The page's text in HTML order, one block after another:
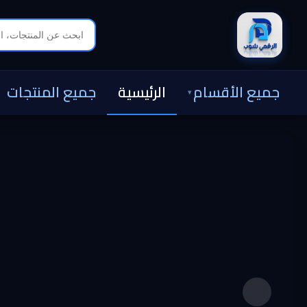
جميع الأقسام الرئيسية جميع المنتجات